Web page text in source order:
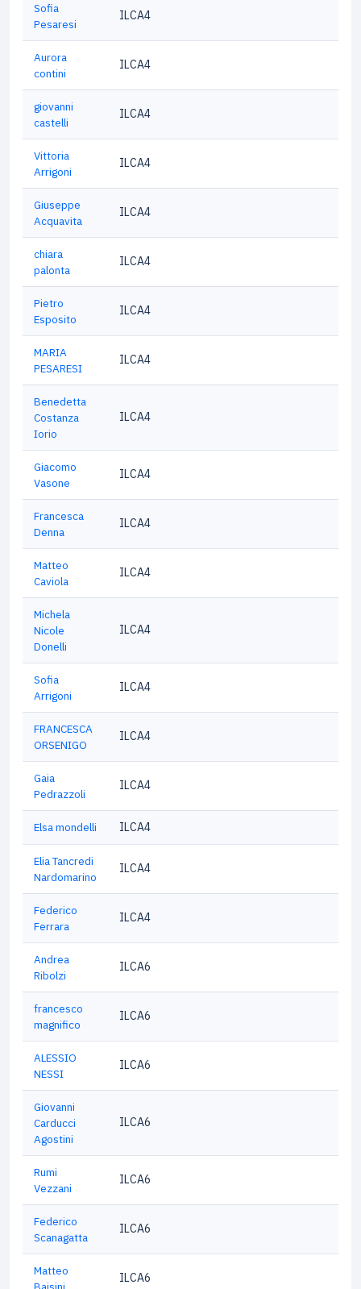
Sofia
Pesaresi
ILCA4
Aurora
contini
ILCA4
giovanni
castelli
ILCA4
Vittoria
Arrigoni
ILCA4
Giuseppe
Acquavita
ILCA4
chiara
palonta
ILCA4
Pietro
Esposito
ILCA4
MARIA
PESARESI
ILCA4
Benedetta
Costanza
Iorio
ILCA4
Giacomo
Vasone
ILCA4
Francesca
Denna
ILCA4
Matteo
Caviola
ILCA4
Michela
Nicole
Donelli
ILCA4
Sofia
Arrigoni
ILCA4
FRANCESCA
ORSENIGO
ILCA4
Gaia
Pedrazzoli
ILCA4
Elsa mondelli ILCA4
Elia Tancredi
Nardomarino
ILCA4
Federico
Ferrara
ILCA4
Andrea
Ribolzi
ILCA6
francesco
magnifico
ILCA6
ALESSIO
NESSI
ILCA6
Giovanni
Carducci
Agostini
ILCA6
Rumi
Vezzani
ILCA6
Federico
Scanagatta
ILCA6
Matteo
ILCA6